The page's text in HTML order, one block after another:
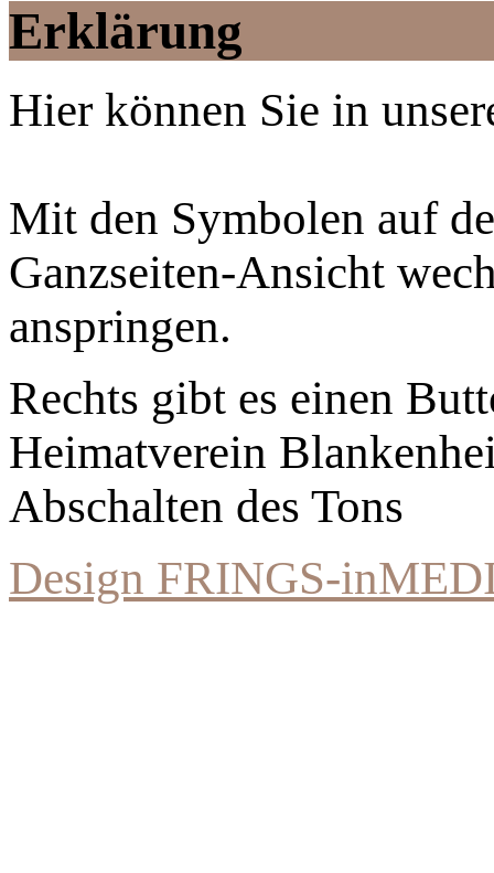
Erklärung
Hier können Sie in
Mit den Symbolen auf
Ganzseiten-Ansicht
anspringen.
Rechts gibt es einen
Heimatverein
Abschalten des Tons
Design FRINGS-